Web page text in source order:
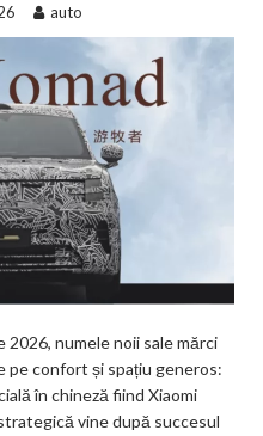
auto
2026, numele noii sale mărci
pe confort și spațiu generos:
în chineză fiind Xiaomi
vine după succesul